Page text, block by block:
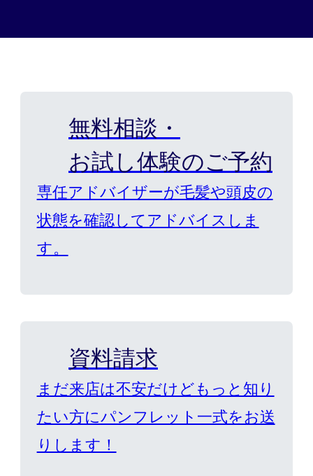
無料相談・
お試し体験のご予約
専任アドバイザーが毛髪や頭皮の
状態を確認してアドバイスしま
す。
資料請求
まだ来店は不安だけどもっと知り
たい方にパンフレット一式をお送
りします！